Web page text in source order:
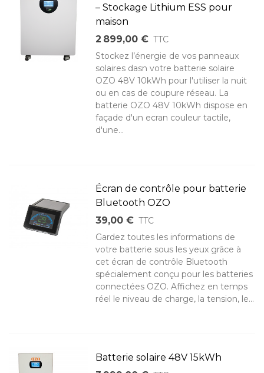
– Stockage Lithium ESS pour
maison
2 899,00 € TTC
Stockez l’énergie de vos panneaux
solaires dasn votre batterie solaire
OZO 48V 10kWh pour l'utiliser la nuit
ou en cas de coupure réseau. La
batterie OZO 48V 10kWh dispose en
façade d'un ecran couleur tactile,
d'une...
Écran de contrôle pour batterie
Bluetooth OZO
39,00 € TTC
Gardez toutes les informations de
votre batterie sous les yeux grâce à
cet écran de contrôle Bluetooth
spécialement conçu pour les batteries
connectées OZO. Affichez en temps
réel le niveau de charge, la tension, le...
Batterie solaire 48V 15kWh